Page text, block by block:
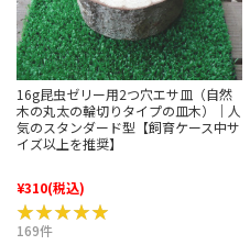
16g昆虫ゼリー用2つ穴エサ皿（自然
木の丸太の輪切りタイプの皿木）｜人
気のスタンダード型【飼育ケース中サ
イズ以上を推奨】
¥310(税込)
★★★★★
★★★★★
169件